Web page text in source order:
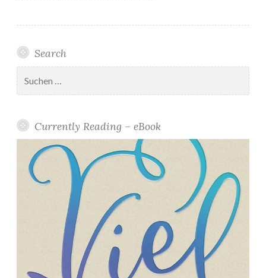
Search
nach:
Currently Reading – eBook